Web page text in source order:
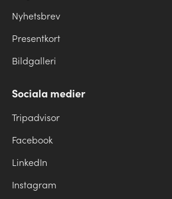
Nyhetsbrev
Presentkort
Bildgalleri
Sociala medier
Tripadvisor
Facebook
LinkedIn
Instagram